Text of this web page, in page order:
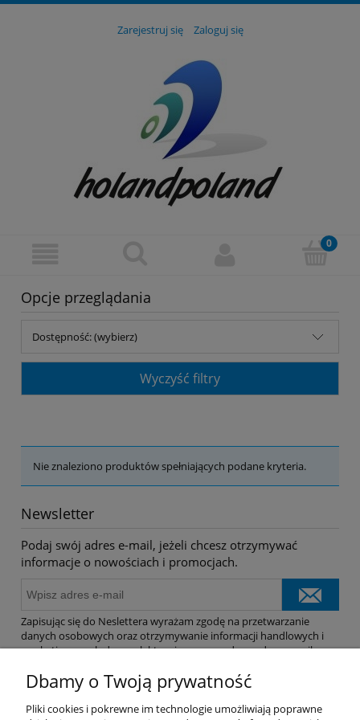
Zarejestruj się Zaloguj się
Opcje przeglądania
Dostępność: (wybierz)
Wyczyść filtry
Nie znaleziono produktów spełniających podane kryteria.
Newsletter
Podaj swój adres e-mail, jeżeli chcesz otrzymywać
informacje o nowościach i promocjach.
Zapisując się do Neslettera wyrażam zgodę na przetwarzanie
danych osobowych oraz otrzymywanie informacji handlowych i
marketingowych drogą elektroniczną na podany adres e-mail.
Pomoc
Dbamy o Twoją prywatność
Pliki cookies i pokrewne im technologie umożliwiają poprawne